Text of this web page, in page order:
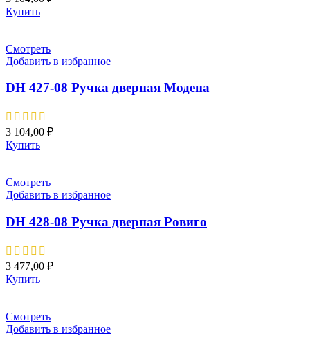
Купить
Смотреть
Добавить в избранное
DH 427-08 Pучка дверная Модена
3 104,00 ₽
Купить
Смотреть
Добавить в избранное
DH 428-08 Pучка дверная Ровиго
3 477,00 ₽
Купить
Смотреть
Добавить в избранное